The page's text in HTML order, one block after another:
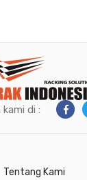
di :
Tentang Kami